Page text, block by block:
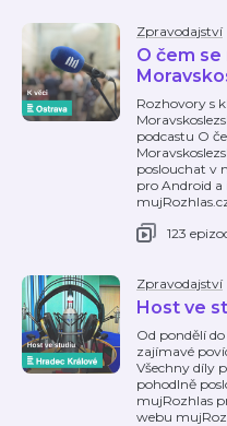
Zpravodajství
O čem se
Rozhovory s
podcastu O
poslouchat v
pro Android a
123
Zpravodajství
Host ve
Od pondělí
zajímavé
Všechny díly
pohodlně
mujRozhlas
webu